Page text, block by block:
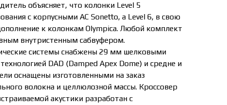
объясняет, что колонки Level 5
с корпусными АС Sonetto, а Level 6, в свою
к колонкам Olympica. Любой комплект
внутристенным сабвуфером.
системы снабжены 29 мм шелковыми
DAD (Damped Apex Dome) и средне и
оснащены изготовленными на заказ
волокна и целлюлозной массы. Кроссовер
акустики разработан с